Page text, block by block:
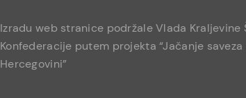
Izradu web stranice podržale Vlada Kraljevine
Konfederacije putem projekta “Jačanje
Hercegovini”